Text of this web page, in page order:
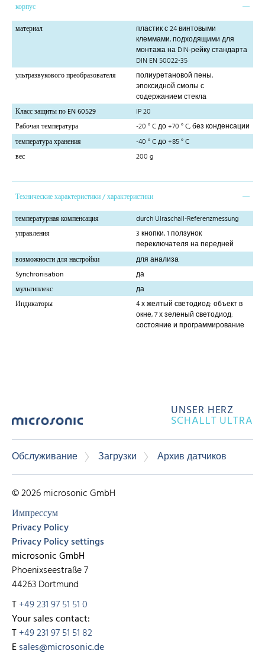
корпус
материал
пластик с 24 винтовыми
клеммами, подходящими для
монтажа на DIN-рейку стандарта
DIN EN 50022-35
ультразвукового преобразователя
полиуретановой пены,
эпоксидной смолы с
содержанием стекла
Класс защиты по EN 60529
IP 20
Рабочая температура
-20 ° C до +70 ° C, без конденсации
температура хранения
-40 ° C до +85 ° C
вес
200 g
Технические характеристики / характеристики
температурная компенсация
durch Ulraschall-Referenzmessung
управления
3 кнопки, 1 ползунок
переключателя на передней
возможности для настройки
для анализа
Synchronisation
да
мультиплекс
да
Индикаторы
4 х желтый светодиод: объект в
окне, 7 х зеленый светодиод:
состояние и программирование
UNSER HERZ
SCHALLT ULTRA
Обслуживание Загрузки Архив датчиков
© 2026 microsonic GmbH
Импрессум
Privacy Policy
Privacy Policy settings
microsonic GmbH
Phoenixseestraße 7
44263 Dortmund
T+49 231 97 51 51 0
Your sales contact:
T+49 231 97 51 51 82
Esales@microsonic.de